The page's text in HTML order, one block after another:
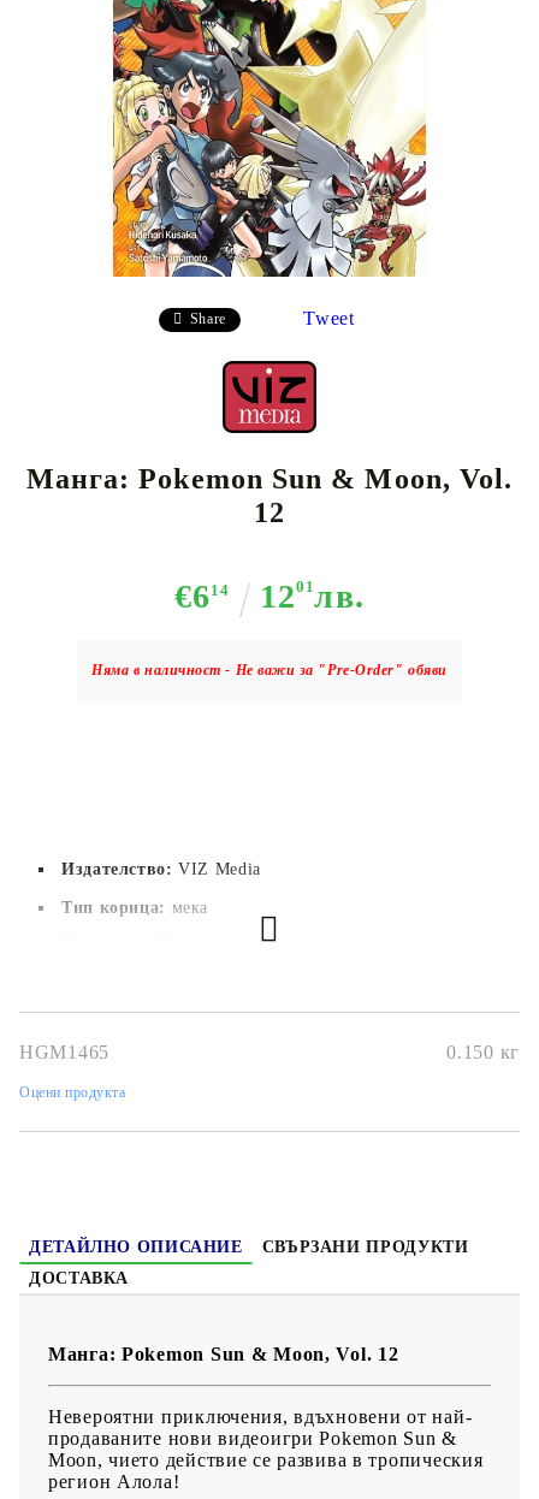
Share Tweet
Манга: Pokemon Sun & Moon, Vol.
12
€614 1201лв.
Няма в наличност - Не важи за "Pre-Order" обяви
Издателство:VIZ Media
Тип корица: мека
Дата на издаване:
Жанр:Action, Adventure, Kids, Shounen
HGM1465 0.150 кг
Оцени продукта
ДЕТАЙЛНО ОПИСАНИЕ
СВЪРЗАНИ ПРОДУКТИ
ДОСТАВКА
Манга: Pokemon Sun & Moon, Vol. 12
Невероятни приключения, вдъхновени от най-
продаваните нови видеоигри Pokemon Sun &
Moon, чието действие се развива в тропическия
регион Алола!